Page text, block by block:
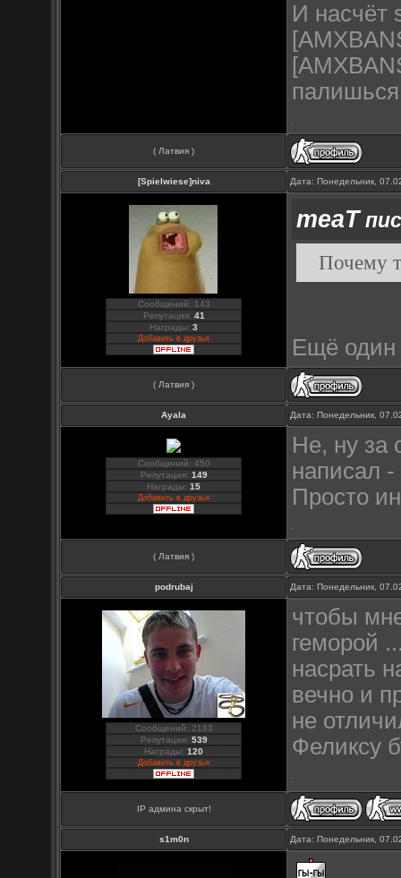
И насчёт
( Латвия )
[Spielwiese]niva Дата: Понедельник,
Сообщений: 143
Репутация: 41
Награды:3
Добавить в друзья
meaT
Почему
Ещё один
( Латвия )
Ayala Дата: Понедельник,
Сообщений: 450
Репутация: 149
Награды:15
Добавить в друзья
Не, ну за
написал -
Просто
( Латвия )
podrubaj Дата: Понедельник,
Сообщений: 2183
Репутация: 539
Награды:120
Добавить в друзья
чтобы
геморой
насрать
вечно и
не
Феликсу
IP админа скрыт!
s1m0n Дата: Понедельник,